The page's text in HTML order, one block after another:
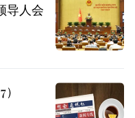
导人会